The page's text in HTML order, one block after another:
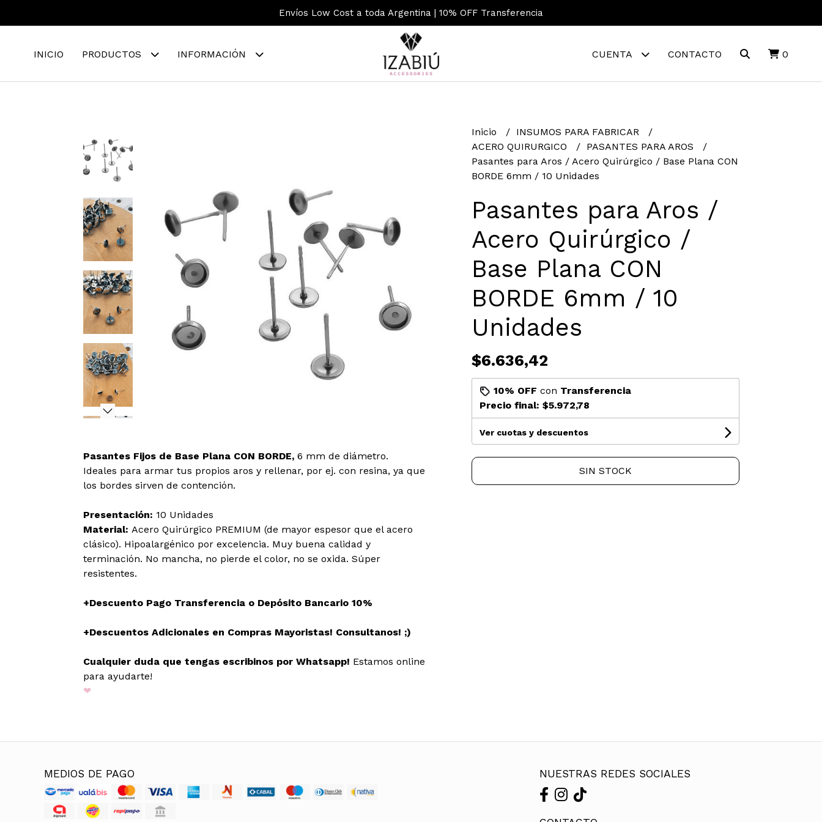
Envíos Low Cost a toda Argentina | 10% OFF Transferencia
INICIO PRODUCTOS INFORMACIÓN CUENTA CONTACTO 0
Pasantes Fijos de Base Plana CON BORDE,6 mm de diámetro.
Ideales para armar tus propios aros y rellenar, por ej. con resina, ya que
los bordes sirven de contención.
Presentación: 10 Unidades
Material: Acero Quirúrgico PREMIUM (de mayor espesor que el acero
clásico). Hipoalargénico por excelencia. Muy buena calidad y
terminación. No mancha, no pierde el color, no se oxida. Súper
resistentes.
+Descuento Pago Transferencia o Depósito Bancario 10%
+Descuentos Adicionales en Compras Mayoristas! Consultanos! ;)
Cualquier duda que tengas escribinos por Whatsapp! Estamos online
para ayudarte!
❤
Inicio
INSUMOS PARA FABRICAR
ACERO QUIRURGICO
PASANTES PARA AROS
Pasantes para Aros / Acero Quirúrgico / Base Plana CON
BORDE 6mm / 10 Unidades
Pasantes para Aros /
Acero Quirúrgico /
Base Plana CON
BORDE 6mm / 10
Unidades
$6.636,42
10% OFF con Transferencia
Precio final: $5.972,78
Ver cuotas y descuentos
SIN STOCK
MEDIOS DE PAGO NUESTRAS REDES SOCIALES